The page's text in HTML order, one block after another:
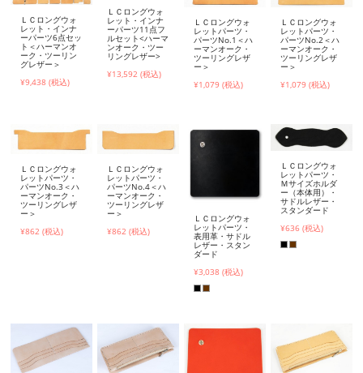
ＬＣロングウォ
レット・インナ
ーパーツ6点セッ
ト＜ハーマンオ
ーク・ツーリン
グレザー＞
¥9,438 (税込)
ＬＣロングウォ
レット・インナ
ーパーツ11点フ
ルセット<ハーマ
ンオーク・ツー
リングレザー>
¥13,592 (税込)
ＬＣロングウォ
レットパーツ・
パーツNo.1＜ハ
ーマンオーク・
ツーリングレザ
ー＞
¥1,079 (税込)
ＬＣロングウォ
レットパーツ・
パーツNo.2＜ハ
ーマンオーク・
ツーリングレザ
ー＞
¥1,079 (税込)
ＬＣロングウォ
レットパーツ・
パーツNo.3＜ハ
ーマンオーク・
ツーリングレザ
ー＞
¥862 (税込)
ＬＣロングウォ
レットパーツ・
パーツNo.4＜ハ
ーマンオーク・
ツーリングレザ
ー＞
¥862 (税込)
ＬＣロングウォ
レットパーツ・
表用革・サドル
レザー・スタン
ダード
¥3,038 (税込)
ＬＣロングウォ
レットパーツ・
Ｍサイズホルダ
ー（本体用）・
サドルレザー・
スタンダード
¥636 (税込)